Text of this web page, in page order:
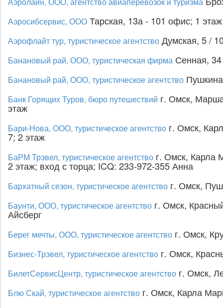
Аэросибсервис, ООО Тарская, 13а - 101 офис; 1
Аэрофлайт тур, туристическое агентство Думская, 5 /
Банановый рай, ООО, туристическая фирма Сенная,
Банановый рай, ООО, туристическое агентство
Банк Горящих Туров, бюро путешествий г. Омск,
этаж
Бари-Нова, ООО, туристическое агентство г. Омск,
7; 2 этаж
БаРМ Трэвел, туристическое агентство г. Омск, Карла
2 этаж; вход с торца; ICQ: 233-972-355 Анна
Бархатный сезон, туристическое агентство г. Омск,
Баунти, ООО, туристическое агентство г. Омск,
Айсберг
Берег мечты, ООО, туристическое агентство г. Омск,
Бизнес-Трэвел, туристическое агентство г. Омск,
БилетСервисЦентр, туристическое агентство г. Омск,
Блю Скай, туристическое агентство г. Омск, Карла